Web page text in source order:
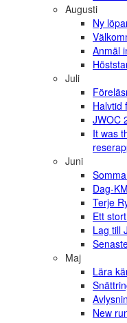
Augusti
Ny
Anmäl
Juli
Halvtid
JWOC
It was
Juni
Dag-
Terje
Ett
Lag till
Maj
Lära
New